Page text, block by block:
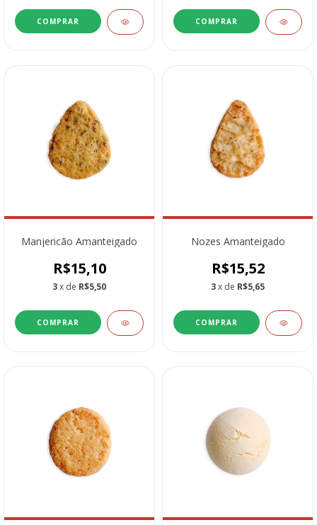
COMPRAR COMPRAR
Manjericão Amanteigado
R$15,10
3x de R$5,50
COMPRAR
Nozes Amanteigado
R$15,52
3x de R$5,65
COMPRAR